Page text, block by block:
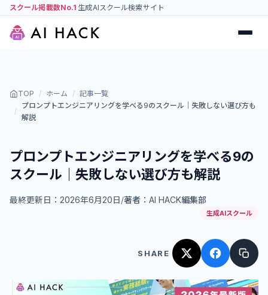
スクール掲載数No.1 生成AIスクール検索サイト
TOP / ホーム / 記事一覧
/
プロンプトエンジニアリングを学べる9のスクール｜失敗しない選び方も
解説
プロンプトエンジニアリングを学べる9の
スクール｜失敗しない選び方も解説
最終更新日： 2026年6月20日/著者： AI HACK編集部
生成AIスクール
SHARE